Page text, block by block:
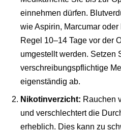
einnehmen dürfen.
wie Aspirin, Marcumar
Regel 10–14 Tage vor der
umgestellt werden. Setzen
verschreibungspflichtige
eigenständig ab.
Nikotinverzicht: Rauchen
und verschlechtert die
erheblich. Dies kann zu